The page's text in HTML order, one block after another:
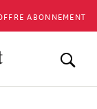
ABONNEMENT